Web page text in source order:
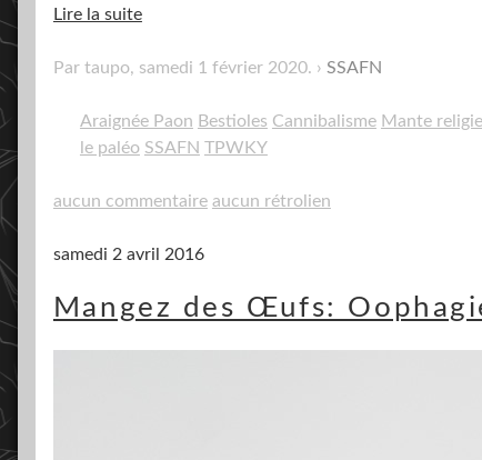
Lire la suite
Par taupo, samedi 1 février 2020. SSAFN
Araignée Paon Bestioles Cannibalisme Mante
le paléo SSAFN TPWKY
aucun commentaire aucun rétrolien
samedi 2 avril 2016
Mangez des Œufs: